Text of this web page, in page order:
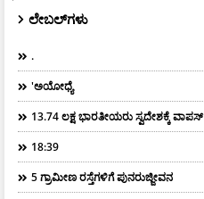
ಲೇಬಲ್‌ಗಳು
.
'ಅಯೋಧ್ಯೆ
13.74 ಲಕ್ಷ ಭಾರತೀಯರು ಸ್ವದೇಶಕ್ಕೆ ವಾಪಸ್
18:39
5 ಗ್ರಾಮೀಣ ರಸ್ತೆಗಳಿಗೆ ಪುನರುಜ್ಜೀವನ